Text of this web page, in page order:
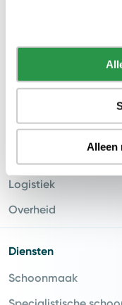
Alleen
Recreatie
Retail
Logistiek
Overheid
Diensten
Schoonmaak